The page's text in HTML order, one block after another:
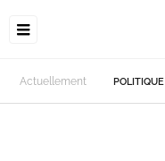
Actuellement POLITIQUE